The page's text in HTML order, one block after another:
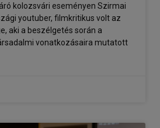
kolozsvári eseményen Szirmai
youtuber, filmkritikus volt az
aki a beszélgetés során a
vonatkozásaira mutatott